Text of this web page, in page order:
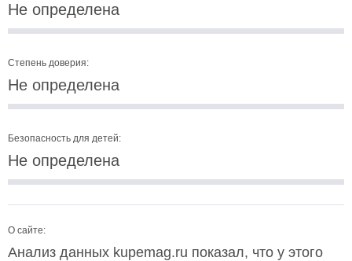
Не определена
Степень доверия:
Не определена
Безопасность для детей:
Не определена
О сайте:
Анализ данных kupemag.ru показал, что у этого